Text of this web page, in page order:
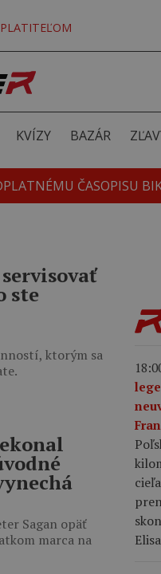
KVÍZY BAZÁR
ČASOPISU
ste
ktorým sa
Sagan opäť
marca na